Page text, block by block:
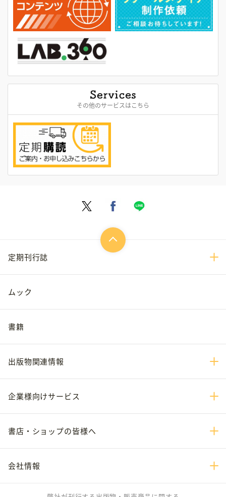
その他のサービスはこちら
定期刊行誌
ムック
書籍
出版物関連情報
企業様向けサービス
書店・ショップの皆様へ
会社情報